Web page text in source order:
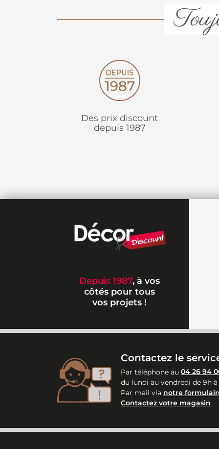
Des prix discount
depuis 1987
Depuis 1987, à vos
côtés pour tous
vos projets !
Contactez le
Par téléphone au 04 26 94
du lundi au vendredi de 9h à
Par mail via notre
Contactez votre magasin